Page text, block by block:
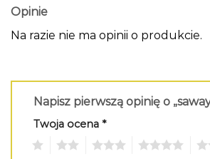
Opinie
Na razie nie ma opinii o produkcie.
Napisz pierwszą opinię o
Twoja ocena *